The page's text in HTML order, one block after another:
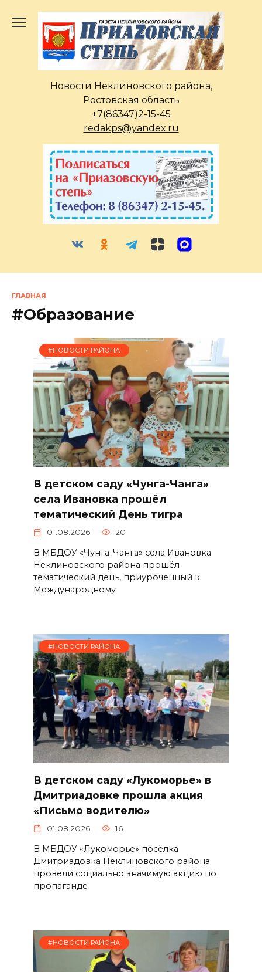
содержанию
Новости Неклиновского района,
Ростовская область
+7(86347)2-15-45
redakps@yandex.ru
ГЛАВНАЯ
#Образование
#НОВОСТИ РАЙОНА
В детском саду «Чунга-Чанга»
села Ивановка прошёл
тематический День тигра
01.08.2026 20
В МБДОУ «Чунга-Чанга» села Ивановка
Неклиновского района прошёл
тематический день, приуроченный к
Международному
#НОВОСТИ РАЙОНА
В детском саду «Лукоморье» в
Дмитриадовке прошла акция
«Письмо водителю»
01.08.2026 16
В МБДОУ «Лукоморье» посёлка
Дмитриадовка Неклиновского района
провели социально значимую акцию по
пропаганде
#НОВОСТИ РАЙОНА